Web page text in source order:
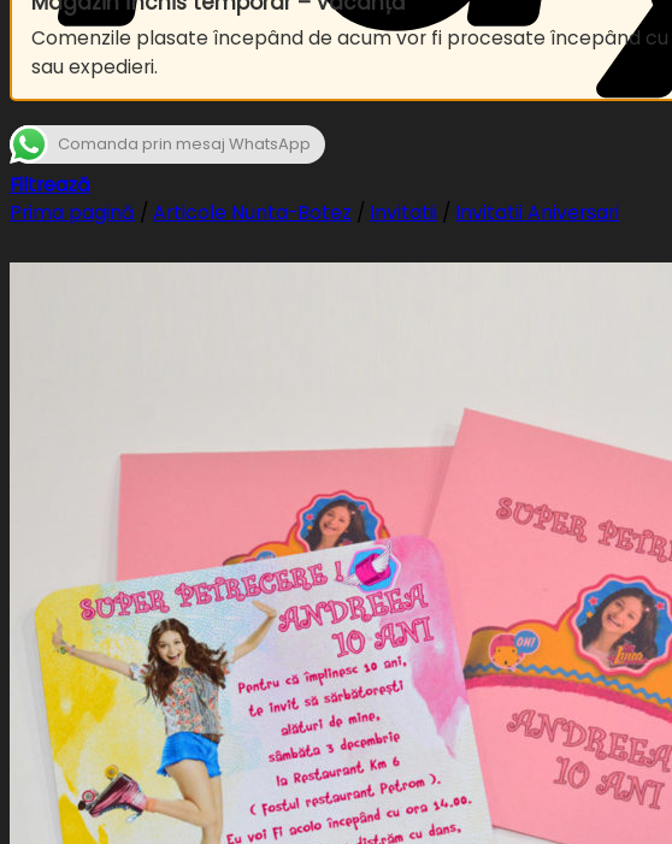
Comenzile plasate începând de acum vor fi procesate începând cu
sau expedieri.
Comanda prin mesaj WhatsApp
Filtrează
Prima pagină / Articole Nunta-Botez / Invitatii / Invitatii Aniversari